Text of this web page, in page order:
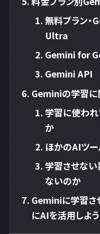
無料プラン・
Ultra
Gemini for
Gemini API
Geminiの学習に
学習に使わ
か
ほかのAIツ
学習させな
ないのか
Geminiに学習さ
にAIを活用しよう